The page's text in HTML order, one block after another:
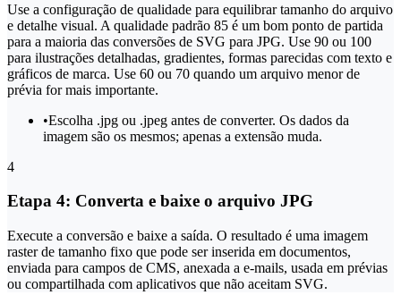
Use a configuração de qualidade para equilibrar tamanho do arquivo
e detalhe visual. A qualidade padrão 85 é um bom ponto de partida
para a maioria das conversões de SVG para JPG. Use 90 ou 100
para ilustrações detalhadas, gradientes, formas parecidas com texto e
gráficos de marca. Use 60 ou 70 quando um arquivo menor de
prévia for mais importante.
•Escolha .jpg ou .jpeg antes de converter. Os dados da
imagem são os mesmos; apenas a extensão muda.
4
Etapa 4: Converta e baixe o arquivo JPG
Execute a conversão e baixe a saída. O resultado é uma imagem
raster de tamanho fixo que pode ser inserida em documentos,
enviada para campos de CMS, anexada a e-mails, usada em prévias
ou compartilhada com aplicativos que não aceitam SVG.